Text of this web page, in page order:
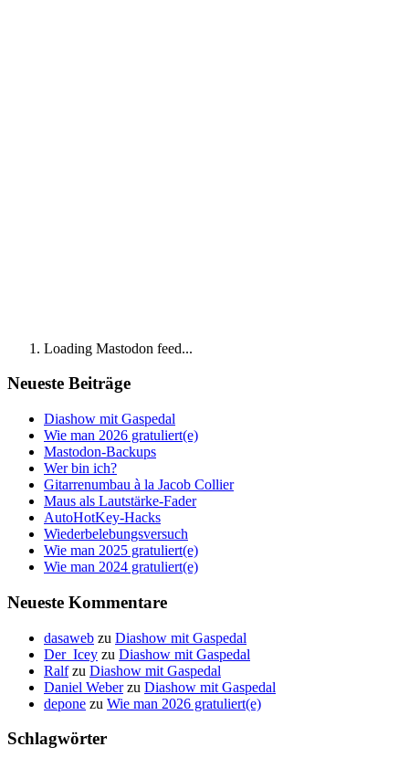
Loading Mastodon feed...
Neueste Beiträge
Diashow mit Gaspedal
Wie man 2026 gratuliert(e)
Mastodon-Backups
Wer bin ich?
Gitarrenumbau à la Jacob Collier
Maus als Lautstärke-Fader
AutoHotKey-Hacks
Wiederbelebungsversuch
Wie man 2025 gratuliert(e)
Wie man 2024 gratuliert(e)
Neueste Kommentare
dasaweb zu Diashow mit Gaspedal
Der_Icey zu Diashow mit Gaspedal
Ralfzu Diashow mit Gaspedal
Daniel Weberzu Diashow mit Gaspedal
depone zu Wie man 2026 gratuliert(e)
Schlagwörter